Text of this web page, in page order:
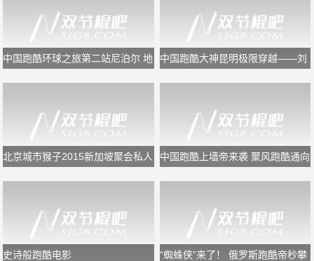
中国跑酷环球之旅第二站尼泊尔 地
中国跑酷大神昆明极限穿越——刘
北京城市猴子2015新加坡聚会私人
中国跑酷上墙帝来袭 聚风跑酷通向
史诗般跑酷电影
“蜘蛛侠”来了！ 俄罗斯跑酷帝秒攀